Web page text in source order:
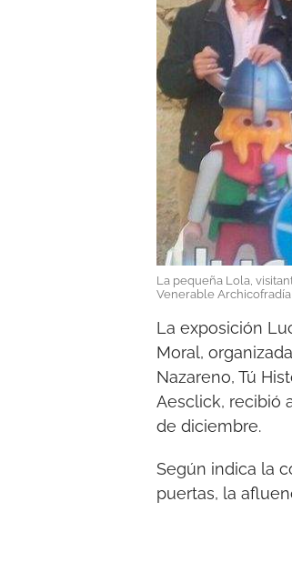
La pequeña Lola,
Venerable
La exposición
Moral,
Nazareno, Tú
Aesclick, recibió
de diciembre.
Según indica la
puertas, la